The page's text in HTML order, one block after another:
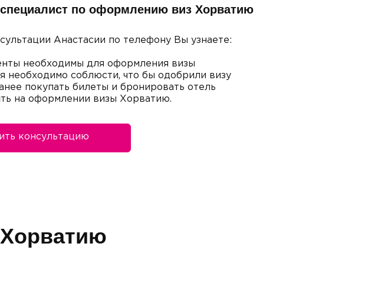
по оформлению виз Хорватию
Анастасии по телефону Вы узнаете:
необходимы для оформления визы
необходимо соблюсти, что бы одобрили визу
покупать билеты и бронировать отель
на оформлении визы Хорватию.
консультацию